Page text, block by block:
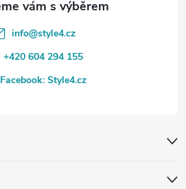
info@style4.cz
+420 604 294 155
Facebook: Style4.cz